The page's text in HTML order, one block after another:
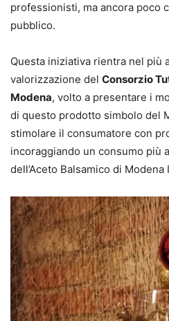
professionisti, ma ancora poco
pubblico.
Questa iniziativa rientra nel più
valorizzazione del Consorzio
Modena, volto a presentare i
di questo prodotto simbolo del
stimolare il consumatore con
incoraggiando un consumo più
dell’Aceto Balsamico di Modena